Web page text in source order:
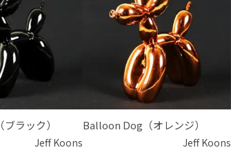
ラック）
Jeff Koons
Balloon Dog（オレンジ）
Jeff Koons